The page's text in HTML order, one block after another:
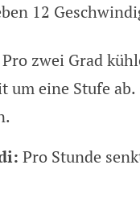
12
Pro zwei Grad
um eine Stufe
Pro Stunde